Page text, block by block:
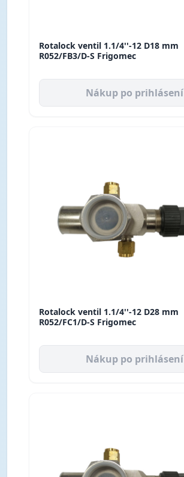
Rotalock ventil 1.1/4''-12 D18 mm
R052/FB3/D-S Frigomec
Nákup po prihlásení
Rotalock ventil 1.1/4''-12 D28 mm
R052/FC1/D-S Frigomec
Nákup po prihlásení